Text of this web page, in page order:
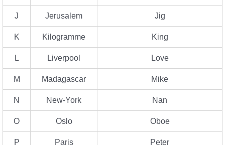
J Jerusalem Jig
K Kilogramme King
L Liverpool Love
M Madagascar Mike
N New-York Nan
O Oslo Oboe
P Paris Peter